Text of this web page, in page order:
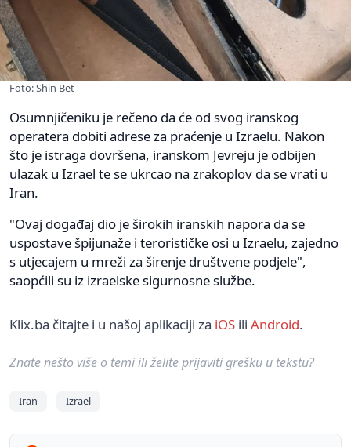
Foto: Shin Bet
Osumnjičeniku je rečeno da će od svog iranskog
operatera dobiti adrese za praćenje u Izraelu. Nakon
što je istraga dovršena, iranskom Jevreju je odbijen
ulazak u Izrael te se ukrcao na zrakoplov da se vrati u
Iran.
"Ovaj događaj dio je širokih iranskih napora da se
uspostave špijunaže i terorističke osi u Izraelu, zajedno
s utjecajem u mreži za širenje društvene podjele",
saopćili su iz izraelske sigurnosne službe.
Klix.ba čitajte i u našoj aplikaciji za iOS ili Android.
Znate nešto više o temi ili želite prijaviti grešku u tekstu?
Iran Izrael